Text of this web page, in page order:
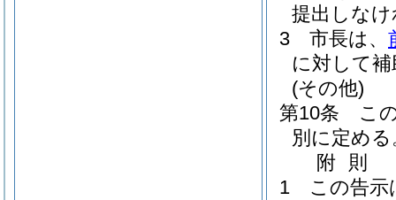
提出しな
3
市長は、
に対して
(その他)
第10条
こ
別に定める
附 則
1
この告示